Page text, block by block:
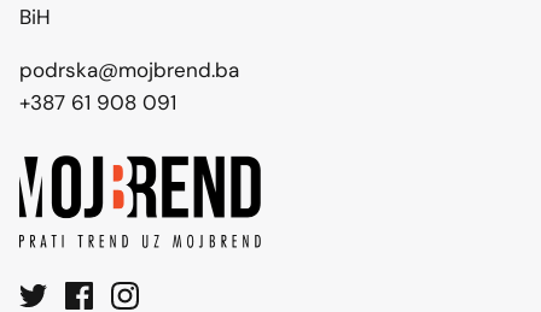
BiH
podrska@mojbrend.ba
+387 61 908 091